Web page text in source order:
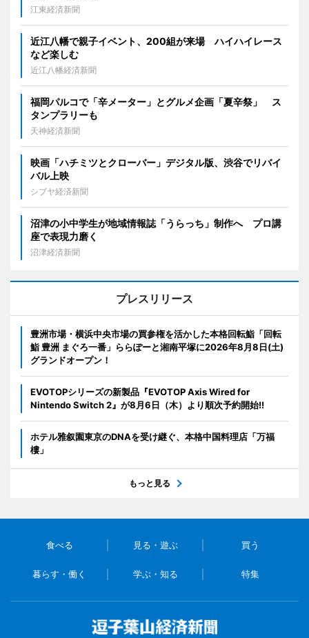
江東経済新聞
近江八幡で親子イベント、200組が来場 ハイハイレース
など楽しむ
近江八幡経済新聞
福岡パルコで「辛メーター」とグルメ企画「夏辛祭」 ス
タンプラリーも
天神経済新聞
映画「ハチミツとクローバー」デジタル版、渋谷でリバイ
バル上映
シブヤ経済新聞
沼津の小中学生が地域情報誌「うらっち」制作へ プロ講
座で表現力磨く
沼津経済新聞
プレスリリース
豊洲市場・横浜中央市場の買参権を活かした本格回転鮨「回転
鮨 豊洲 まぐろ一番」ららぽーと湘南平塚に2026年8月8日(土)
グランドオープン！
EVOTOPシリーズの新製品『EVOTOP Axis Wired for
Nintendo Switch 2』が8月6日（木）より順次予約開始!!
ホテル雅叙園東京のDNAを受け継ぐ、本格中国料理店「万福
樓」
もっと見る
食べる 見る・遊ぶ 買う
暮らす・働く 学ぶ・知る 特集